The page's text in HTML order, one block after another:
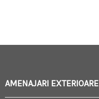
AMENAJARI EXTERIOARE